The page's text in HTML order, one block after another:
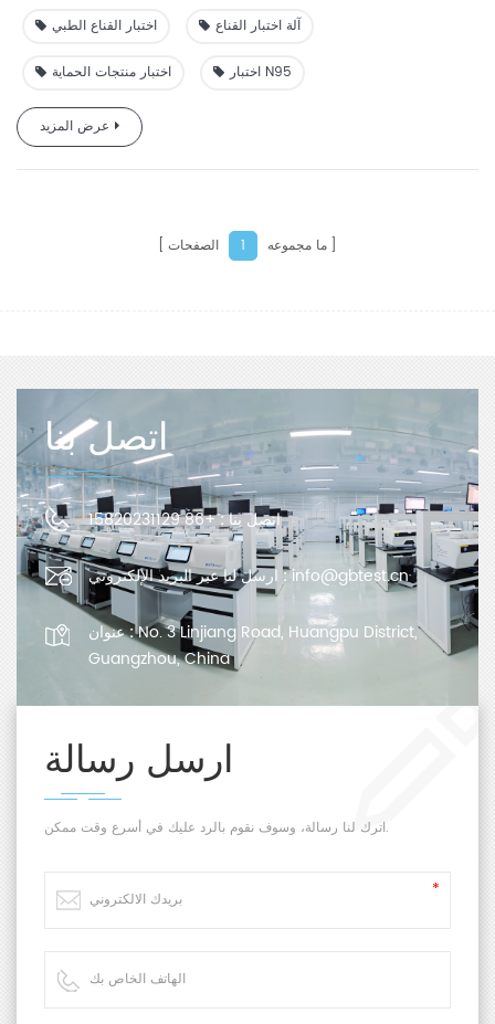
اختبار القناع الطبي آلة اختبار القناع
اختبار منتجات الحماية اختبار N95
عرض المزيد
ما مجموعه 1 الصفحات
اتصل بنا
اتصل بنا :+86 15820231129
ارسل لنا عبر البريد الإلكتروني :info@gbtest.cn
عنوان :No. 3 Linjiang Road, Huangpu District,
Guangzhou, China
ارسل رسالة
اترك لنا رسالة، وسوف نقوم بالرد عليك في أسرع وقت ممكن.